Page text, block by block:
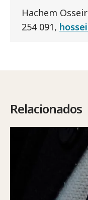
Hachem
254 091,
Relacionados